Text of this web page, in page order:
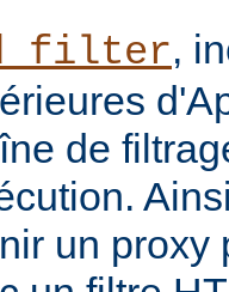
,
de
un proxy